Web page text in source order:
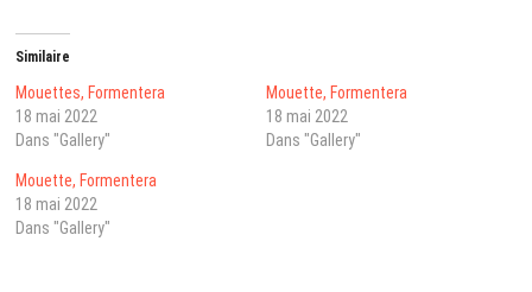
Similaire
Mouettes, Formentera
18 mai 2022
Dans "Gallery"
Mouette, Formentera
18 mai 2022
Dans "Gallery"
Mouette, Formentera
18 mai 2022
Dans "Gallery"